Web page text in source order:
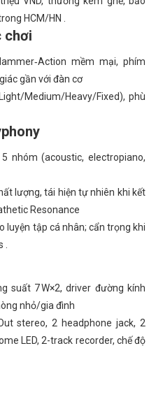
HCM/HN .
chơi
mềm mại, phím
gần với đàn cơ
Medium/Heavy/Fixed), phù
nhóm (acoustic, electropiano,
lượng, tái hiện tự nhiên khi kết
Resonance
luyện tập cá nhân; cẩn trọng khi
suất 7 W×2, driver đường kính
nhỏ/gia đình
stereo, 2 headphone jack, 2
LED, 2-track recorder, chế độ